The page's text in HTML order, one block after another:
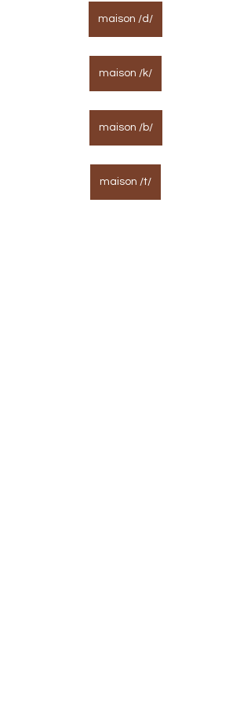
maison /d/
maison /k/
maison /b/
maison /t/